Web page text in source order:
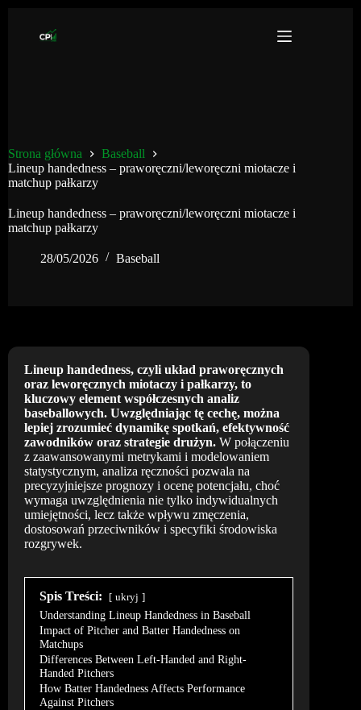
Strona główna
Baseball
Lineup handedness – praworęczni/leworęczni miotacze i
matchup pałkarzy
Lineup handedness – praworęczni/leworęczni miotacze i
matchup pałkarzy
28/05/2026 Baseball
Lineup handedness, czyli układ praworęcznych
oraz leworęcznych miotaczy i pałkarzy, to
kluczowy element współczesnych analiz
baseballowych. Uwzględniając tę cechę, można
lepiej zrozumieć dynamikę spotkań, efektywność
zawodników oraz strategie drużyn. W połączeniu
z zaawansowanymi metrykami i modelowaniem
statystycznym, analiza ręczności pozwala na
precyzyjniejsze prognozy i ocenę potencjału, choć
wymaga uwzględnienia nie tylko indywidualnych
umiejętności, lecz także wpływu zmęczenia,
dostosowań przeciwników i specyfiki środowiska
rozgrywek.
Spis Treści: ukryj
Understanding Lineup Handedness in Baseball
Impact of Pitcher and Batter Handedness on
Matchups
Differences Between Left-Handed and Right-
Handed Pitchers
How Batter Handedness Affects Performance
Against Pitchers